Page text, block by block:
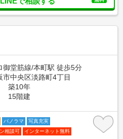
御堂筋線/本町駅 徒歩5分
市中央区淡路町4丁目
築10年
15階建
パノラマ
写真充実
相談可
インターネット無料